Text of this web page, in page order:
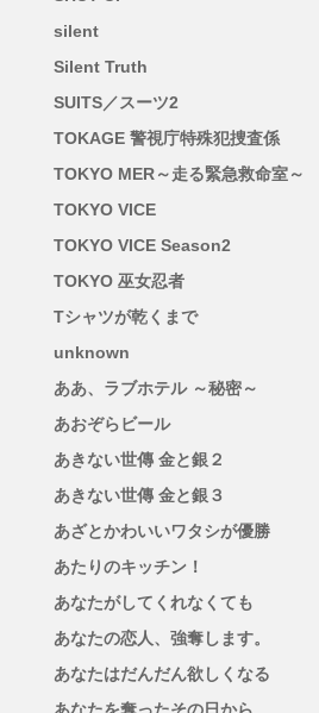
silent
Silent Truth
SUITS／スーツ2
TOKAGE 警視庁特殊犯捜査係
TOKYO MER～走る緊急救命室～
TOKYO VICE
TOKYO VICE Season2
TOKYO 巫女忍者
Tシャツが乾くまで
unknown
ああ、ラブホテル ～秘密～
あおぞらビール
あきない世傳 金と銀２
あきない世傳 金と銀３
あざとかわいいワタシが優勝
あたりのキッチン！
あなたがしてくれなくても
あなたの恋人、強奪します。
あなたはだんだん欲しくなる